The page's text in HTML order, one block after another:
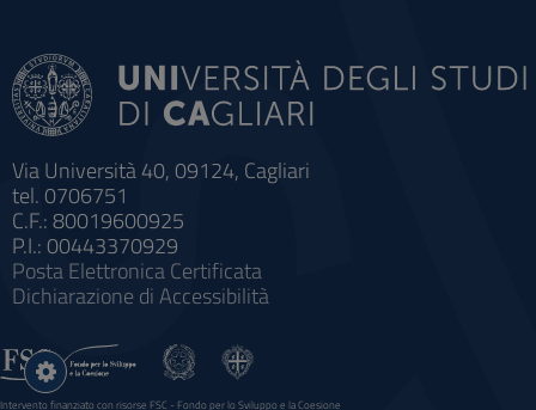
Via Università 40, 09124, Cagliari
tel. 0706751
C.F.: 80019600925
P.I.: 00443370929
Posta Elettronica Certificata
Dichiarazione di Accessibilità
Intervento finanziato con risorse FSC - Fondo per lo Sviluppo e la Coesione
Impostazioni
cookie